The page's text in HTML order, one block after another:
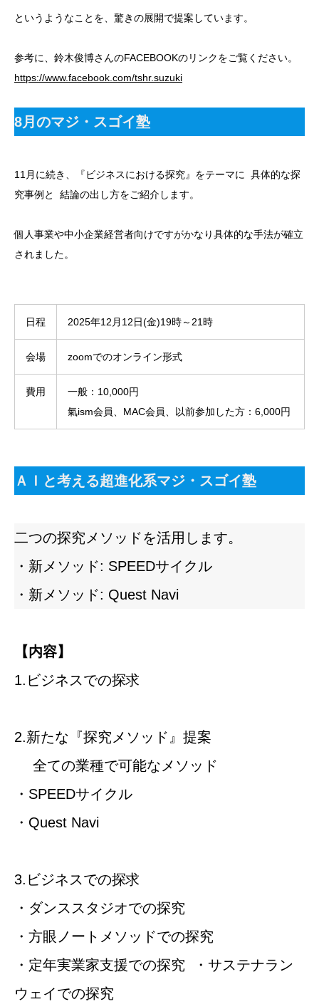
というようなことを、驚きの展開で提案しています。
参考に、鈴木俊博さんのFACEBOOKのリンクをご覧ください。
https://www.facebook.com/tshr.suzuki
8月のマジ・スゴイ塾
11月に続き、『ビジネスにおける探究』をテーマに 具体的な探
究事例と 結論の出し方をご紹介します。
個人事業や中小企業経営者向けですがかなり具体的な手法が確立
されました。
日程 2025年12月12日(金)19時～21時
会場 zoomでのオンライン形式
費用
一般：10,000円
氣ism会員、MAC会員、以前参加した方：6,000円
ＡＩと考える超進化系マジ・スゴイ塾
二つの探究メソッドを活用します。
・新メソッド: SPEEDサイクル
・新メソッド: Quest Navi
【内容】
1.ビジネスでの探求
2.新たな『探究メソッド』提案
全ての業種で可能なメソッド
・SPEEDサイクル
・Quest Navi
3.ビジネスでの探求
・ダンススタジオでの探究
・方眼ノートメソッドでの探究
・定年実業家支援での探究 ・サステナラン
ウェイでの探究